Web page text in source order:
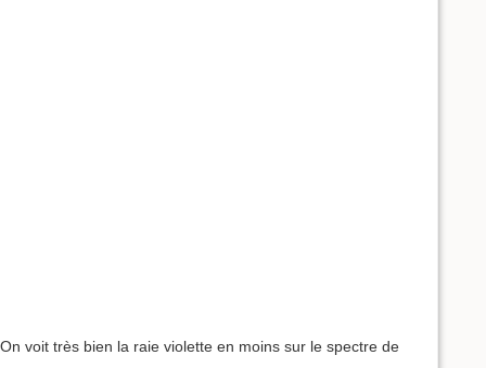
voit très bien la raie violette en moins sur le spectre de